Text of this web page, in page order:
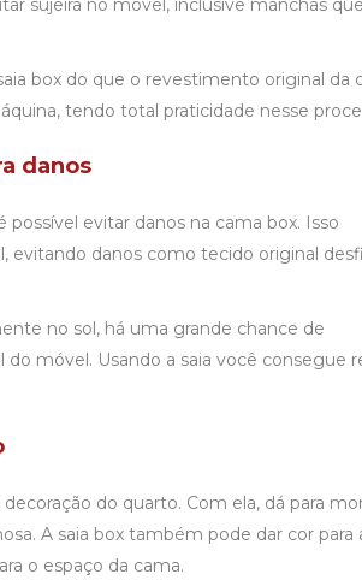
sujeira no móvel, inclusive manchas
box do que o revestimento original da
tendo total praticidade nesse
danos
evitar danos na cama box. Isso
evitando danos como tecido original
no sol, há uma grande chance de
móvel. Usando a saia você consegue
do quarto. Com ela, dá para
A saia box também pode dar cor para
o espaço da cama.